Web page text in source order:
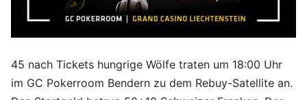
45 nach Tickets hungrige Wölfe traten um 18:00 Uhr
im GC Pokerroom Bendern zu dem Rebuy-Satellite an.